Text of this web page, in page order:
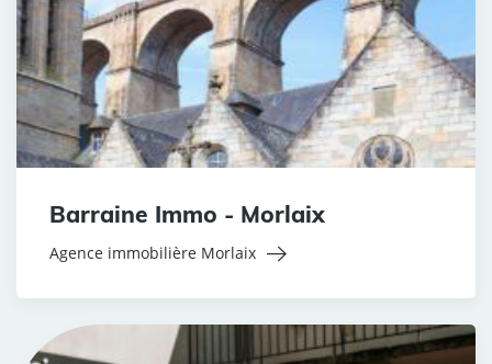
Barraine Immo - Morlaix
Agence immobilière Morlaix